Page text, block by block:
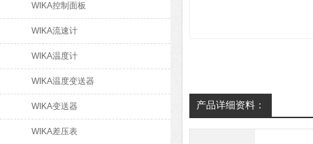
WIKA控制面板
WIKA流速计
WIKA温度计
WIKA温度变送器
WIKA变送器
WIKA差压表
产品详细资料：